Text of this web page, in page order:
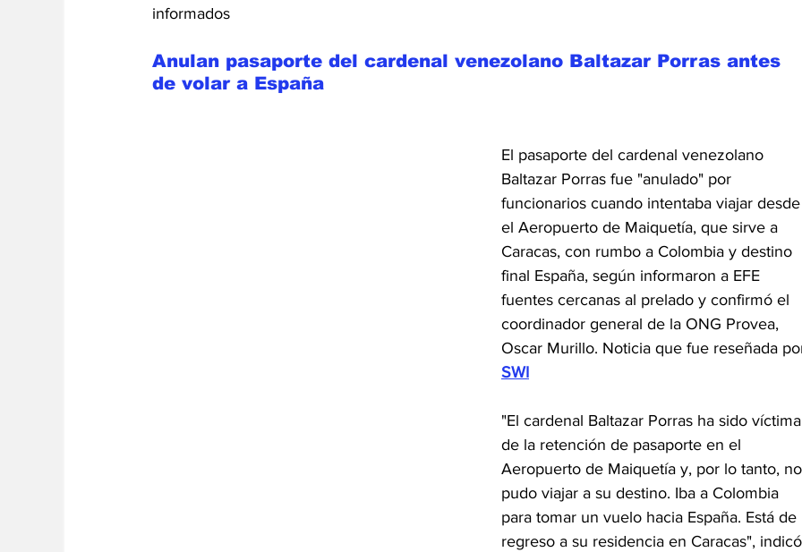
informados
Anulan pasaporte del cardenal venezolano Baltazar Porras antes
de volar a España
El pasaporte del cardenal venezolano
Baltazar Porras fue "anulado" por
funcionarios cuando intentaba viajar
el Aeropuerto de Maiquetía, que sirve a
Caracas, con rumbo a Colombia y destino
final España, según informaron a EFE
fuentes cercanas al prelado y confirmó el
coordinador general de la ONG Provea,
Oscar Murillo. Noticia que fue reseñada
SWI
"El cardenal Baltazar Porras ha sido
de la retención de pasaporte en el
Aeropuerto de Maiquetía y, por lo tanto,
pudo viajar a su destino. Iba a Colombia
para tomar un vuelo hacia España. Está de
regreso a su residencia en Caracas",